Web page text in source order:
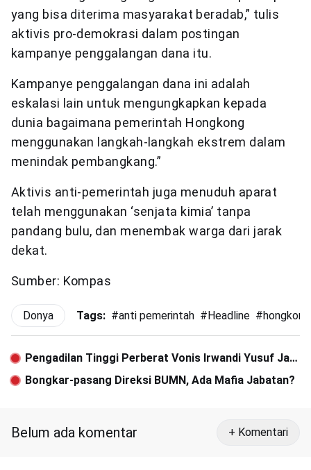
yang bisa diterima masyarakat beradab,” tulis
aktivis pro-demokrasi dalam postingan
kampanye penggalangan dana itu.
Kampanye penggalangan dana ini adalah
eskalasi lain untuk mengungkapkan kepada
dunia bagaimana pemerintah Hongkong
menggunakan langkah-langkah ekstrem dalam
menindak pembangkang.”
Aktivis anti-pemerintah juga menuduh aparat
telah menggunakan ‘senjata kimia’ tanpa
pandang bulu, dan menembak warga dari jarak
dekat.
Sumber: Kompas
Donya Tags: #anti pemerintah # Headline #hongkong
Pengadilan Tinggi Perberat Vonis Irwandi Yusuf Jadi
8 Tahun Penjara
Bongkar-pasang Direksi BUMN, Ada Mafia Jabatan?
Belum ada komentar + Komentari